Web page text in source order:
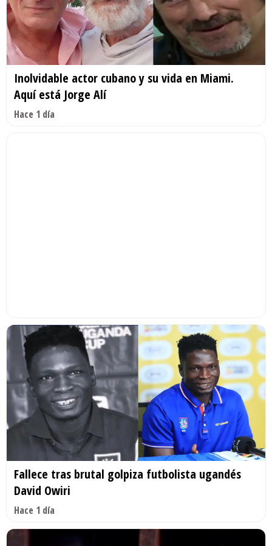
Inolvidable actor cubano y su vida en Miami.
Aquí está Jorge Alí
Hace 1 día
Fallece tras brutal golpiza futbolista ugandés
David Owiri
Hace 1 día